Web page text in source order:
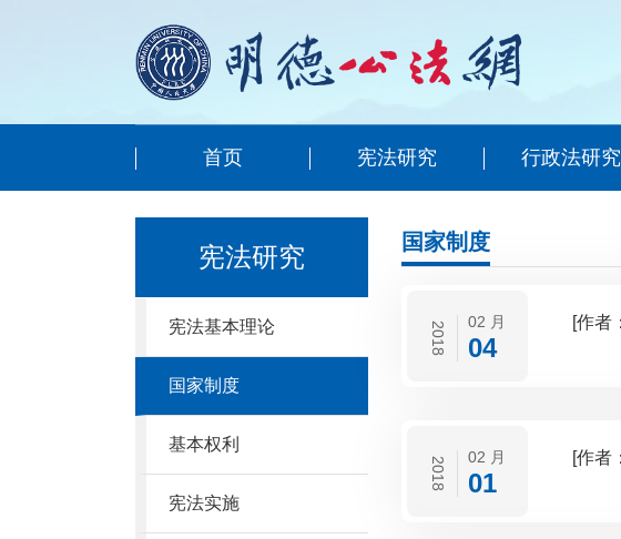
首页 宪法研究 行政法研究
宪法研究
宪法基本理论
国家制度
基本权利
宪法实施
国家制度
2018 02 月
04
2018 02 月
01